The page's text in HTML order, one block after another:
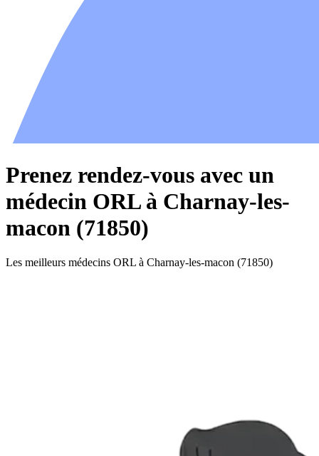
Prenez rendez-vous avec un
médecin ORL à Charnay-les-
macon (71850)
Les meilleurs médecins ORL à Charnay-les-macon (71850)